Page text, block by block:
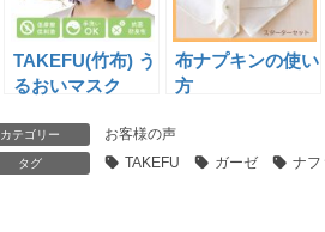
TAKEFU(竹布) う
るおいマスク
布ナプキンの使い
方
カテゴリー お客様の声
タグ TAKEFU ガーゼ ナフ